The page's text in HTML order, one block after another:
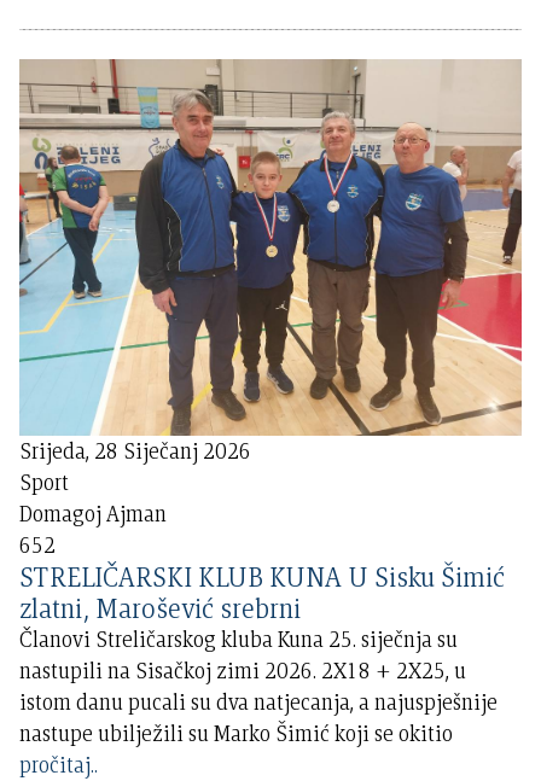
Srijeda, 28 Siječanj 2026
Sport
Domagoj Ajman
652
STRELIČARSKI KLUB KUNA U Sisku Šimić
zlatni, Marošević srebrni
Članovi Streličarskog kluba Kuna 25. siječnja su
nastupili na Sisačkoj zimi 2026. 2X18 + 2X25, u
istom danu pucali su dva natjecanja, a najuspješnije
nastupe ubilježili su Marko Šimić koji se okitio
pročitaj..